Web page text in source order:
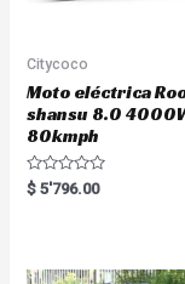
Citycoco
Moto eléctrica
shansu 8.0
80kmph
R
a
o
$ 5'796.00